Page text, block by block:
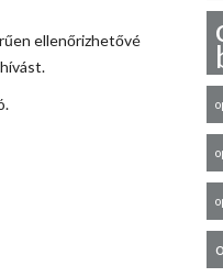
ellenőrizhetővé